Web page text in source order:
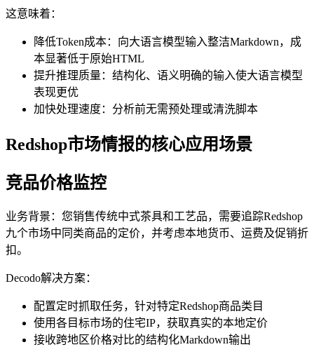
这意味着：
降低Token成本：向大语言模型输入整洁Markdown，成
本显著低于原始HTML
提升推理质量：结构化、语义明确的输入使大语言模型
表现更优
加快处理速度：分析前无需预处理或清洗脚本
Redshop市场情报的核心应用场景
竞品价格监控
业务背景：您销售传统中式茶具和工艺品，需要追踪Redshop
九个市场中同类商品的定价，并考虑本地货币、运费及促销折
扣。
Decodo解决方案：
配置定时抓取任务，针对特定Redshop商品类目
使用各目标市场的住宅IP，获取真实的本地定价
接收跨地区价格对比的结构化Markdown输出